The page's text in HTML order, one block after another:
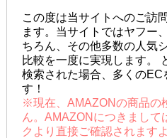
この度は当サイトへのご訪
ます。当サイトではヤフー
ちろん、その他多数の人気
比較を一度に実現します。
検索された場合、多くのEC
す！
※現在、AMAZONの商品の
ん。AMAZONにつきまして
クより直接ご確認されます